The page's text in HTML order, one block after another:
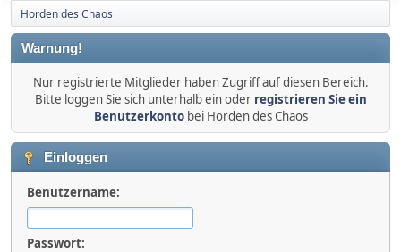
Horden des Chaos
Warnung!
Nur registrierte Mitglieder haben Zugriff auf diesen Bereich.
Bitte loggen Sie sich unterhalb ein oder registrieren Sie ein
Benutzerkontobei Horden des Chaos
Einloggen
Benutzername:
Passwort: